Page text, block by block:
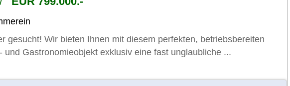
gesucht! Wir bieten Ihnen mit diesem perfekten, betriebsbereiten
und Gastronomieobjekt exklusiv eine fast unglaubliche ...